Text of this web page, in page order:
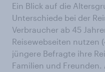
Ein Blick auf die
Unterschiede bei der
Verbraucher ab 45
Reisewebseiten nutzen
jüngere Befragte ihre
Familien und Freunden.